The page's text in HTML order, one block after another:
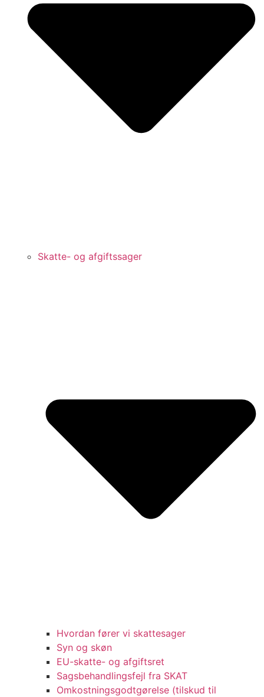
Skatte- og afgiftssager
Hvordan fører vi skattesager
Syn og skøn
EU-skatte- og afgiftsret
Sagsbehandlingsfejl fra SKAT
Omkostningsgodtgørelse (tilskud til